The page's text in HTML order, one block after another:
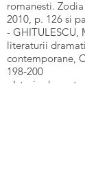
romanesti.
2010, p. 126 si
- GHITULESCU,
literaturii
contemporane,
198-200
- Istoria